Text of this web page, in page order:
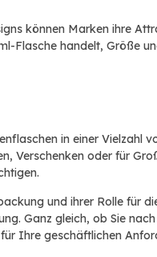
können Marken ihre
Flasche handelt, Größe
in einer
Verschenken oder für
und ihrer Rolle für
Ganz gleich, ob Sie
Ihre geschäftlichen